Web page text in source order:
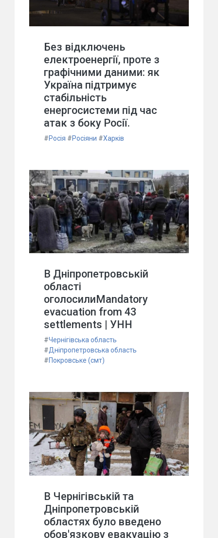
Без відключень
електроенергії, проте з
графічними даними: як
Україна підтримує
стабільність
енергосистеми під час
атак з боку Росії.
#Росія #Росіяни #Харків
В Дніпропетровській
області
оголосилиMandatory
evacuation from 43
settlements | УНН
#Чернігівська область
#Дніпропетровська область
#Покровське (смт)
В Чернігівській та
Дніпропетровській
областях було введено
обов'язкову евакуацію з